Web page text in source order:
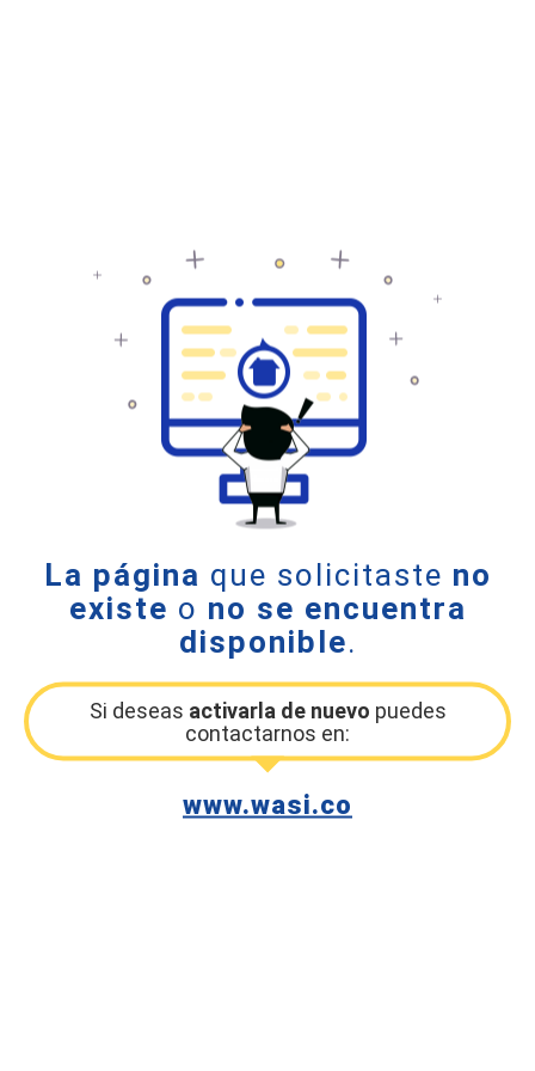
La página que solicitaste no
existe o no se encuentra
disponible.
Si deseas activarla de nuevo puedes
contactarnos en:
www.wasi.co